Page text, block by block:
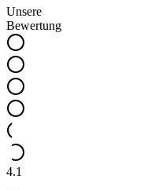
Unsere
Bewertung
4.1